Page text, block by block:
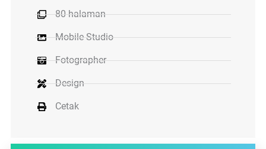
80 halaman
Mobile Studio
Fotographer
Design
Cetak